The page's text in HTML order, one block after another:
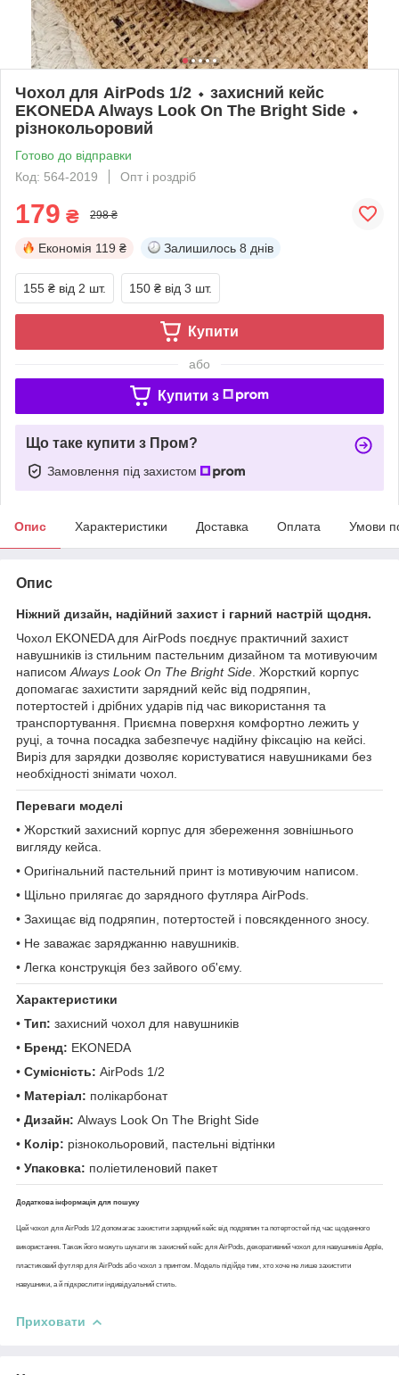
Чохол для AirPods 1/2 ⬩ захисний кейс
EKONEDA Always Look On The Bright Side ⬩
різнокольоровий
Готово до відправки
Код: 564-2019
Опт і роздріб
179 ₴ 298 ₴
Економія 119 ₴ Залишилось 8 днів
155 ₴ від 2 шт. 150 ₴ від 3 шт.
Купити
або
Купити з
Що таке купити з Пром?
Замовлення під захистом
Опис Характеристики Доставка Оплата Умови
Опис
Ніжний дизайн, надійний захист і гарний настрій щодня.
Чохол EKONEDA для AirPods поєднує практичний захист
навушників із стильним пастельним дизайном та мотивуючим
написом Always Look On The Bright Side . Жорсткий корпус
допомагає захистити зарядний кейс від подряпин,
потертостей і дрібних ударів під час використання та
транспортування. Приємна поверхня комфортно лежить у
руці, а точна посадка забезпечує надійну фіксацію на кейсі.
Виріз для зарядки дозволяє користуватися навушниками без
необхідності знімати чохол.
Переваги моделі
• Жорсткий захисний корпус для збереження зовнішнього
вигляду кейса.
• Оригінальний пастельний принт із мотивуючим написом.
• Щільно прилягає до зарядного футляра AirPods.
• Захищає від подряпин, потертостей і повсякденного зносу.
• Не заважає заряджанню навушників.
• Легка конструкція без зайвого об'єму.
Характеристики
• Тип: захисний чохол для навушників
• Бренд: EKONEDA
• Сумісність: AirPods 1/2
• Матеріал: полікарбонат
• Дизайн: Always Look On The Bright Side
• Колір: різнокольоровий, пастельні відтінки
• Упаковка: поліетиленовий пакет
Додаткова інформація для пошуку
Цей чохол для AirPods 1/2 допомагає захистити зарядний кейс від подряпин та потертостей під час щоденного
використання. Також його можуть шукати як захисний кейс для AirPods, декоративний чохол для навушників Apple,
пластиковий футляр для AirPods або чохол з принтом. Модель підійде тим, хто хоче не лише захистити
навушники, а й підкреслити індивідуальний стиль.
Приховати